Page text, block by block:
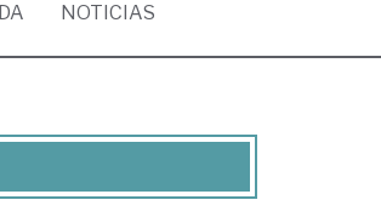
NOTICIAS